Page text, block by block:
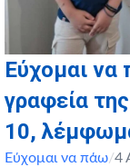
Εύχομαι να
γραφεία
10,
Εύχομαι να πάω/4